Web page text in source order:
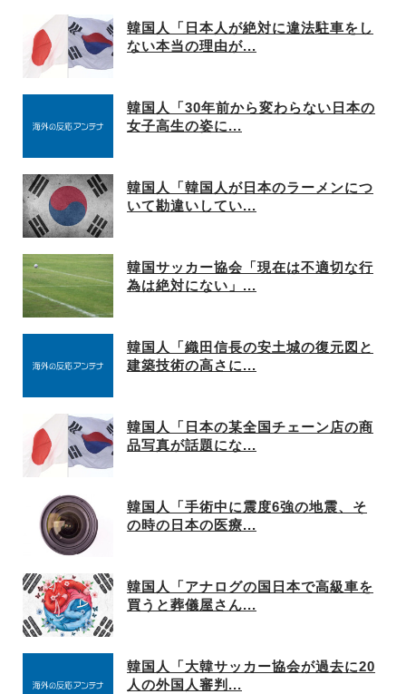
韓国人「日本人が絶対に違法駐車をし
ない本当の理由が...
韓国人「30年前から変わらない日本の
女子高生の姿に...
韓国人「韓国人が日本のラーメンにつ
いて勘違いしてい...
韓国サッカー協会「現在は不適切な行
為は絶対にない」...
韓国人「織田信長の安土城の復元図と
建築技術の高さに...
韓国人「日本の某全国チェーン店の商
品写真が話題にな...
韓国人「手術中に震度6強の地震、そ
の時の日本の医療...
韓国人「アナログの国日本で高級車を
買うと葬儀屋さん...
韓国人「大韓サッカー協会が過去に20
人の外国人審判...